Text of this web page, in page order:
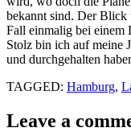
bekannt sind. Der Blick
Fall einmalig bei einem
Stolz bin ich auf meine
und durchgehalten
TAGGED: Hamburg,
Leave a